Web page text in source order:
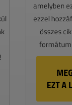
amelyben
ezzel
összes
EZT A